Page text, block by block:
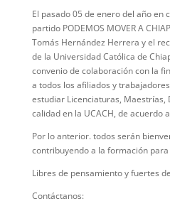
El pasado 05 de enero del año en
partido PODEMOS MOVER A
Tomás Hernández Herrera y el
de la Universidad Católica de
convenio de colaboración con la
a todos los afiliados y
estudiar Licenciaturas, Maestrías,
calidad en la UCACH, de acuerdo
Por lo anterior. todos serán
contribuyendo a la formación
Libres de pensamiento y fuertes
Contáctanos: